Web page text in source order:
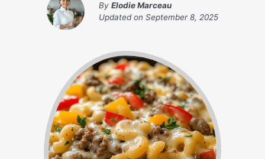
By Elodie Marceau
Updated on September 8, 2025